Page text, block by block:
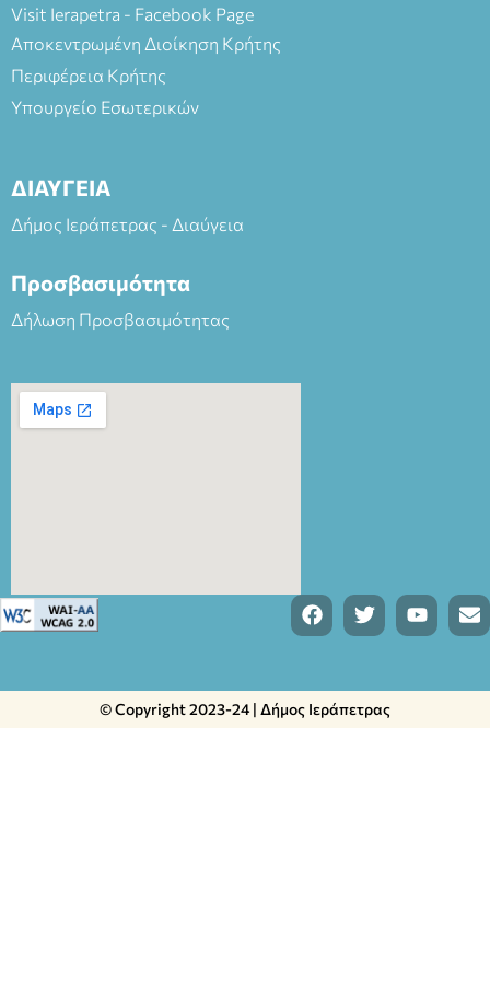
Visit Ierapetra - Facebook Page
Αποκεντρωμένη Διοίκηση Κρήτης
Περιφέρεια Κρήτης
Υπουργείο Εσωτερικών
ΔΙΑΥΓΕΙΑ
Δήμος Ιεράπετρας - Διαύγεια
Προσβασιμότητα
Δήλωση Προσβασιμότητας
© Copyright 2023-24 | Δήμος Ιεράπετρας